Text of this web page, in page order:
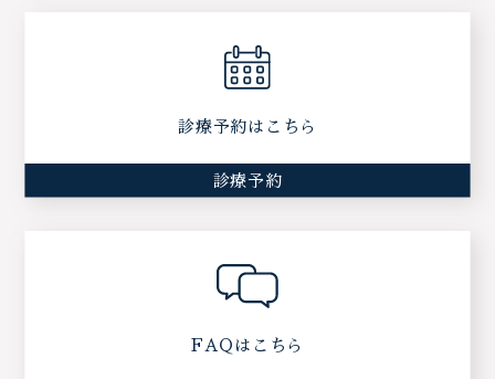
診療予約はこちら
診療予約
FAQはこちら